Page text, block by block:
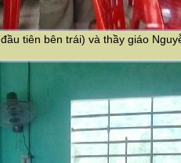
tiên bên trái) và thầy giáo